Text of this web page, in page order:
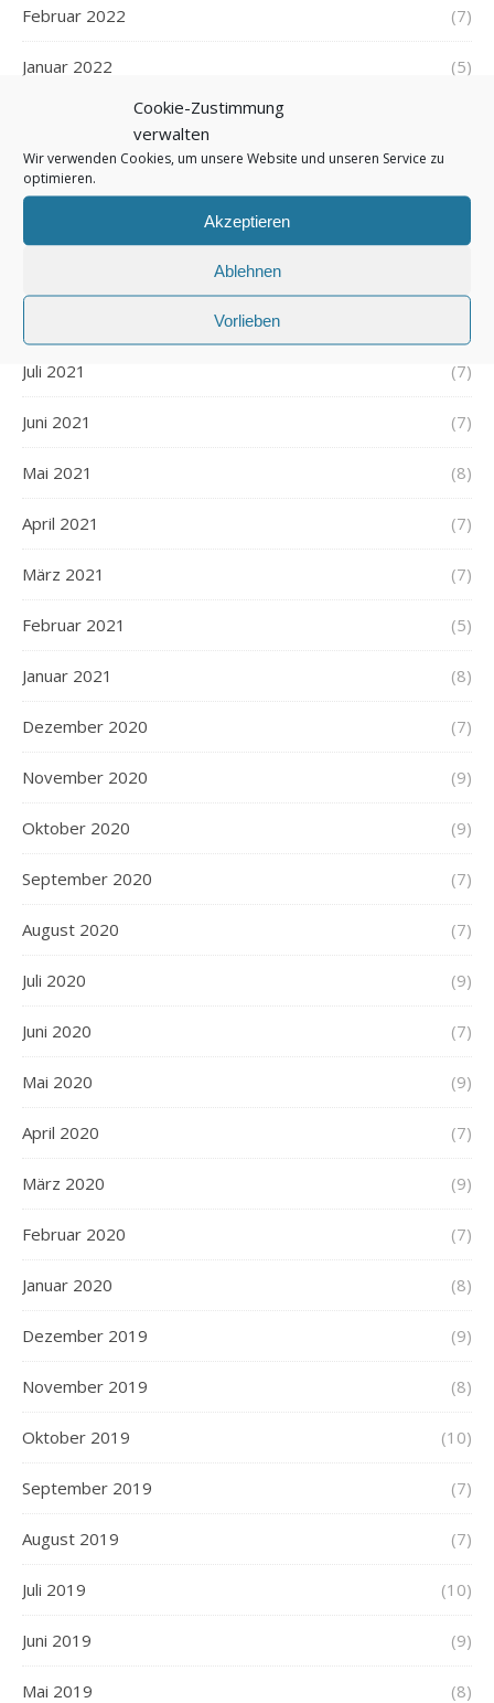
Cookie-Zustimmung
verwalten
Wir verwenden Cookies, um unsere Website und unseren Service zu
optimieren.
Akzeptieren
Ablehnen
Vorlieben
Februar 2022 (7)
Januar 2022 (5)
Dezember 2021
November 2021
Juli 2021 (7)
Juni 2021 (7)
Mai 2021 (8)
April 2021 (7)
März 2021 (7)
Februar 2021 (5)
Januar 2021 (8)
Dezember 2020 (7)
November 2020 (9)
Oktober 2020 (9)
September 2020 (7)
August 2020 (7)
Juli 2020 (9)
Juni 2020 (7)
Mai 2020 (9)
April 2020 (7)
März 2020 (9)
Februar 2020 (7)
Januar 2020 (8)
Dezember 2019 (9)
November 2019 (8)
Oktober 2019 (10)
September 2019 (7)
August 2019 (7)
Juli 2019 (10)
Juni 2019 (9)
Mai 2019 (8)